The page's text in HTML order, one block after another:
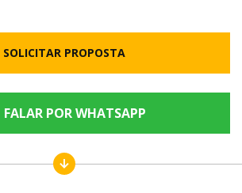
SOLICITAR PROPOSTA
FALAR POR WHATSAPP